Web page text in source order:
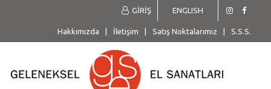
ENGLISH
GİRİŞ
Hakkımızda İletişim Satış Noktalarımız S.S.S.